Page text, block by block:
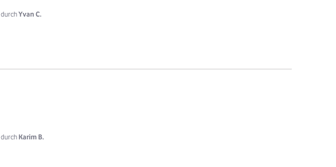
durchYvan C.
durch Karim B.